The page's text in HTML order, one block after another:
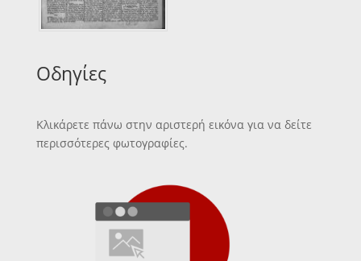
Οδηγίες
Κλικάρετε πάνω στην αριστερή εικόνα για να δείτε
περισσότερες φωτογραφίες.